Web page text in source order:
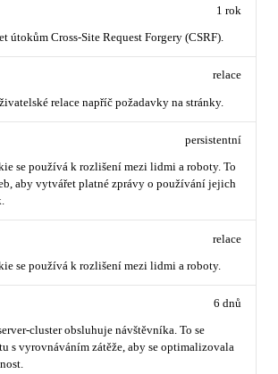
útokům Cross-Site Request Forgery (CSRF).
1 rok
relace napříč požadavky na stránky.
relace
se používá k rozlišení mezi lidmi a roboty. To
aby vytvářet platné zprávy o používání jejich
persistentní
se používá k rozlišení mezi lidmi a roboty.
relace
cluster obsluhuje návštěvníka. To se
s vyrovnáváním zátěže, aby se optimalizovala
6 dnů